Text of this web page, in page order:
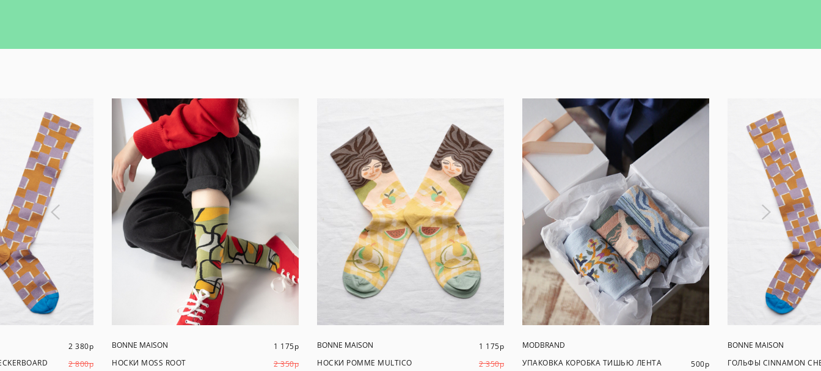
2 380р
2 800р
BONNE MAISON 1 175р
НОСКИ MOSS ROOT
2 350р
BONNE MAISON 1 175р
НОСКИ POMME MULTICO
2 350р
MODBRAND
УПАКОВКА КОРОБКА ТИШЬЮ ЛЕНТА
500р
BONNE MAISON
ГОЛЬФЫ CINNAMON